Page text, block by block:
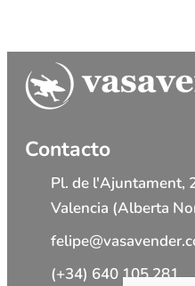
Contacto
Pl. de l'Ajuntament,
Valencia (Alberta
(+34) 640 105 281